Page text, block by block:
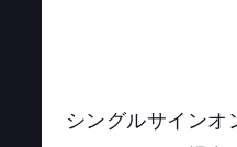
シングルサイン